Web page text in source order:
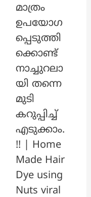
മാത്രം
ഉപയോഗ
പ്പെടുത്തി
ക്കൊണ്ട്
നാച്ചുറലാ
യി തന്നെ
മുടി
കറുപ്പിച്ച്
എടുക്കാം.
!! | Home
Made Hair
Dye using
Nuts viral